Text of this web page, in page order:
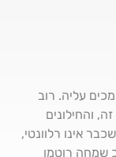
עליה. רוב
והחילונים
אינו רלוונטי,
שמחה רוטמן